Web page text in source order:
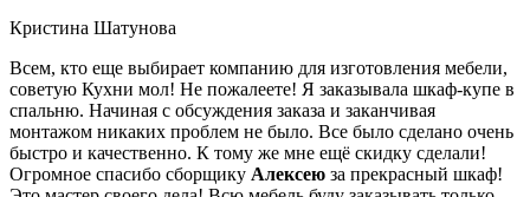
Кристина Шатунова
Всем, кто еще выбирает компанию для изготовления мебели,
советую Кухни мол! Не пожалеете! Я заказывала шкаф-купе в
спальню. Начиная с обсуждения заказа и заканчивая
монтажом никаких проблем не было. Все было сделано очень
быстро и качественно. К тому же мне ещё скидку сделали!
Огромное спасибо сборщику Алексею за прекрасный шкаф!